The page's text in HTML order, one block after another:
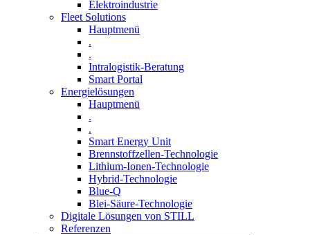
Elektroindustrie
Fleet Solutions
Hauptmenü
.
.
Intralogistik-Beratung
Smart Portal
Energielösungen
Hauptmenü
.
.
Smart Energy Unit
Brennstoffzellen-Technologie
Lithium-Ionen-Technologie
Hybrid-Technologie
Blue-Q
Blei-Säure-Technologie
Digitale Lösungen von STILL
Referenzen